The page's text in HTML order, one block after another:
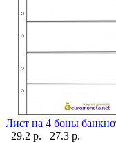
Лист на 4 боны
29.2 р.
27.3 р.